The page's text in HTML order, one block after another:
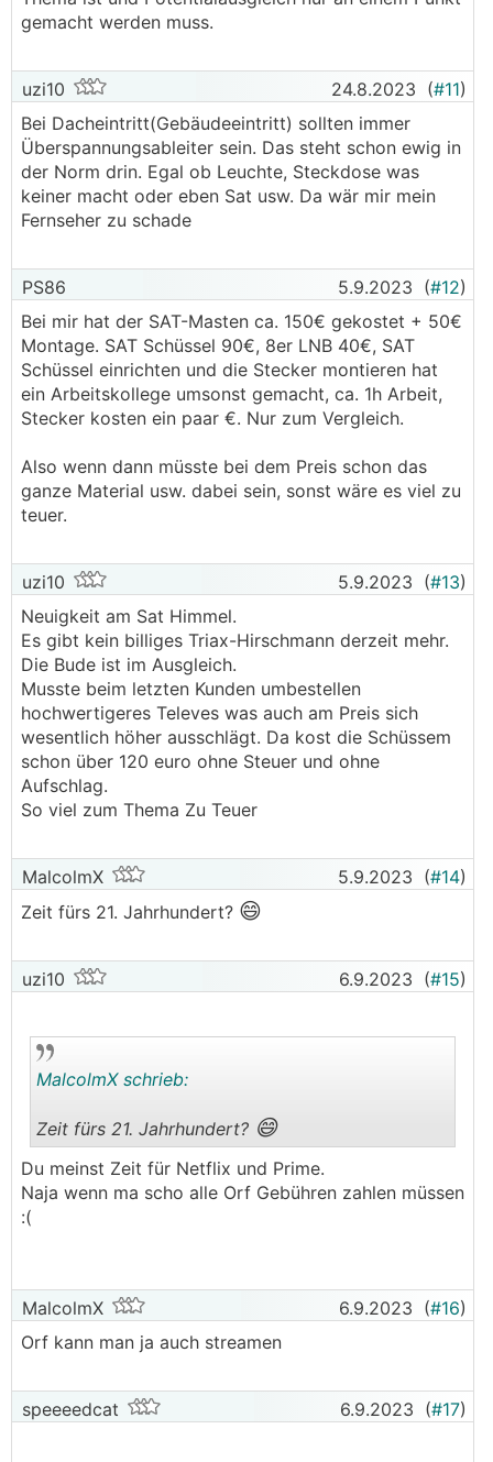
gemacht werden muss.
uzi10 24.8.2023 (#11)
Bei Dacheintritt(Gebäudeeintritt) sollten immer
Überspannungsableiter sein. Das steht schon ewig in
der Norm drin. Egal ob Leuchte, Steckdose was
keiner macht oder eben Sat usw. Da wär mir mein
Fernseher zu schade
PS86 5.9.2023 (#12)
Bei mir hat der SAT-Masten ca. 150€ gekostet + 50€
Montage. SAT Schüssel 90€, 8er LNB 40€, SAT
Schüssel einrichten und die Stecker montieren hat
ein Arbeitskollege umsonst gemacht, ca. 1h Arbeit,
Stecker kosten ein paar €. Nur zum Vergleich.
Also wenn dann müsste bei dem Preis schon das
ganze Material usw. dabei sein, sonst wäre es viel zu
teuer.
uzi10 5.9.2023 (#13)
Neuigkeit am Sat Himmel.
Es gibt kein billiges Triax-Hirschmann derzeit mehr.
Die Bude ist im Ausgleich.
Musste beim letzten Kunden umbestellen
hochwertigeres Televes was auch am Preis sich
wesentlich höher ausschlägt. Da kost die Schüssem
schon über 120 euro ohne Steuer und ohne
Aufschlag.
So viel zum Thema Zu Teuer
MalcolmX 5.9.2023 (#14)
Zeit fürs 21. Jahrhundert? 😄
uzi10 6.9.2023 (#15)
..
MalcolmX schrieb:
Zeit fürs 21. Jahrhundert? 😄
Du meinst Zeit für Netflix und Prime.
Naja wenn ma scho alle Orf Gebühren zahlen müssen
:(
MalcolmX 6.9.2023 (#16)
Orf kann man ja auch streamen
speeeedcat 6.9.2023 (#17)